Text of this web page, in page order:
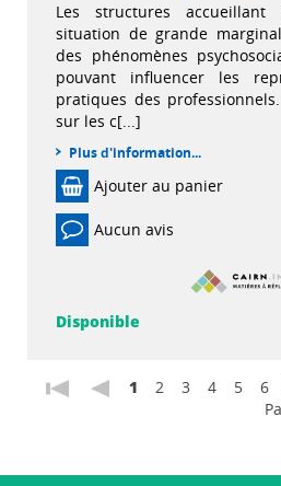
Les structures
situation de grande
des phénomènes
pouvant influencer les
pratiques des
sur les c[...]
Plus d'information...
Ajouter au panier
Aucun avis
Disponible
1 2 3 4 5 6